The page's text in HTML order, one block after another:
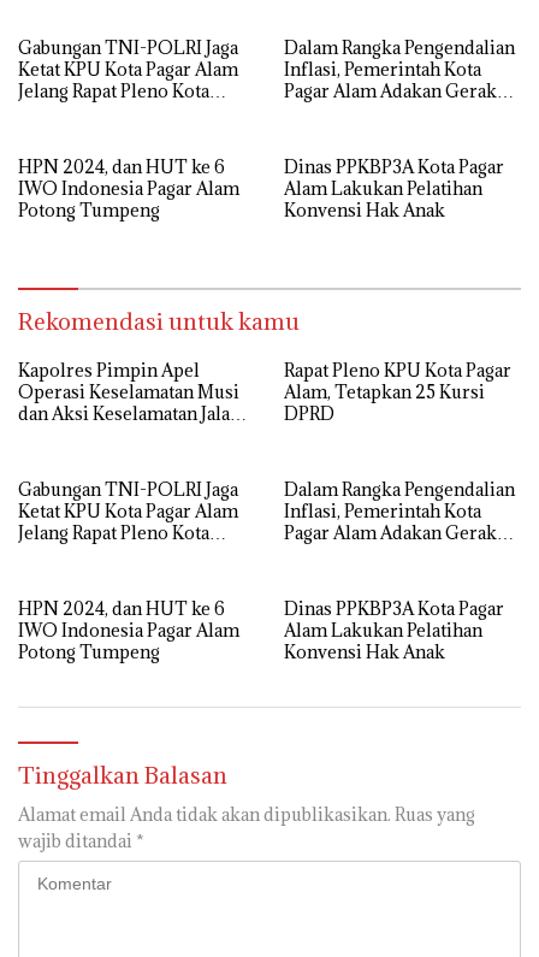
Gabungan TNI-POLRI Jaga
Ketat KPU Kota Pagar Alam
Jelang Rapat Pleno Kota
Dalam Rangka Pengendalian
Inflasi, Pemerintah Kota
Pagar Alam Adakan Gerakan
HPN 2024, dan HUT ke 6
IWO Indonesia Pagar Alam
Potong Tumpeng
Dinas PPKBP3A Kota Pagar
Alam Lakukan Pelatihan
Konvensi Hak Anak
Rekomendasi untuk kamu
Kapolres Pimpin Apel
Operasi Keselamatan Musi
dan Aksi Keselamatan Jalan
Rapat Pleno KPU Kota Pagar
Alam, Tetapkan 25 Kursi
DPRD
Gabungan TNI-POLRI Jaga
Ketat KPU Kota Pagar Alam
Jelang Rapat Pleno Kota
Dalam Rangka Pengendalian
Inflasi, Pemerintah Kota
Pagar Alam Adakan Gerakan
HPN 2024, dan HUT ke 6
IWO Indonesia Pagar Alam
Potong Tumpeng
Dinas PPKBP3A Kota Pagar
Alam Lakukan Pelatihan
Konvensi Hak Anak
Tinggalkan Balasan
Alamat email Anda tidak akan dipublikasikan. Ruas yang
wajib ditandai *